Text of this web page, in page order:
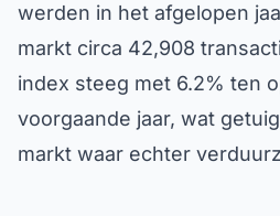
werden in het afgelopen
markt circa 42,908
index steeg met 6.2% ten
voorgaande jaar, wat
markt waar echter